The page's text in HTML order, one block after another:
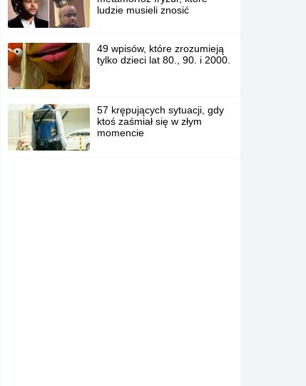
ludzie musieli znosić
49 wpisów, które zrozumieją
tylko dzieci lat 80., 90. i 2000.
57 krępujących sytuacji, gdy
ktoś zaśmiał się w złym
momencie